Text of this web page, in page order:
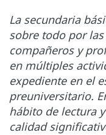
La secundaria
sobre todo por
compañeros y
en múltiples
expediente en el
preuniversitario.
hábito de lectura
calidad